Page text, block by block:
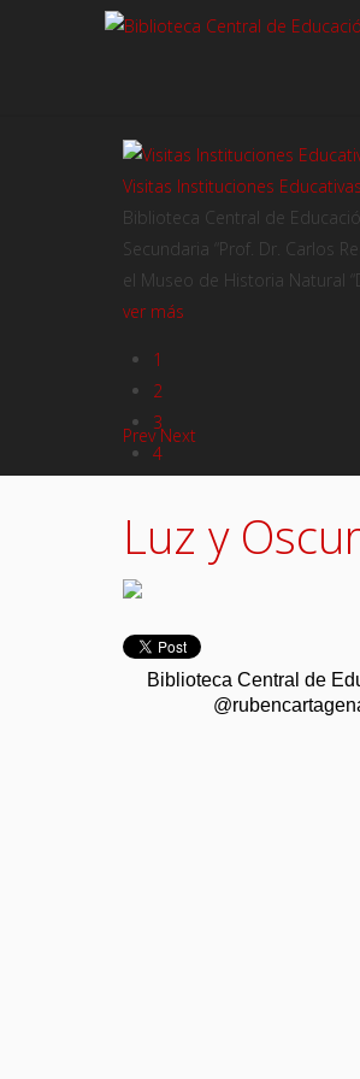
Visitas Instituciones Educativas
Biblioteca Central de
Secundaria “Prof. Dr. Carlos
el Museo de Historia Natural
ver más
1
2
3
4
Prev Next
Luz y
Biblioteca Central de